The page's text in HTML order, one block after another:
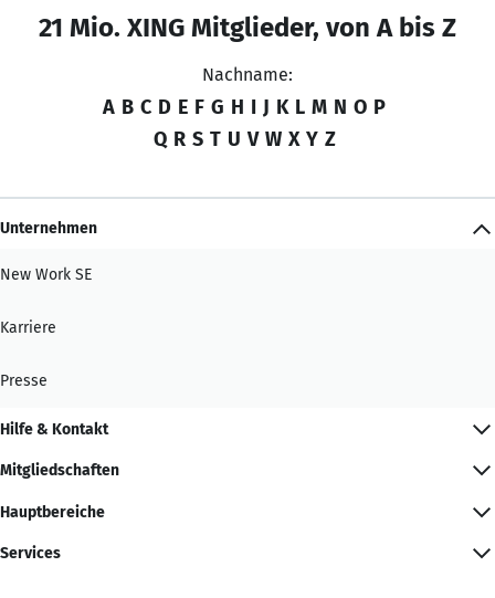
21 Mio. XING Mitglieder, von A bis Z
Nachname:
A B C D E F G H I J K L M N O P
Q R S T U V W X Y Z
Unternehmen
New Work SE
Karriere
Presse
Hilfe & Kontakt
Mitgliedschaften
Hauptbereiche
Services